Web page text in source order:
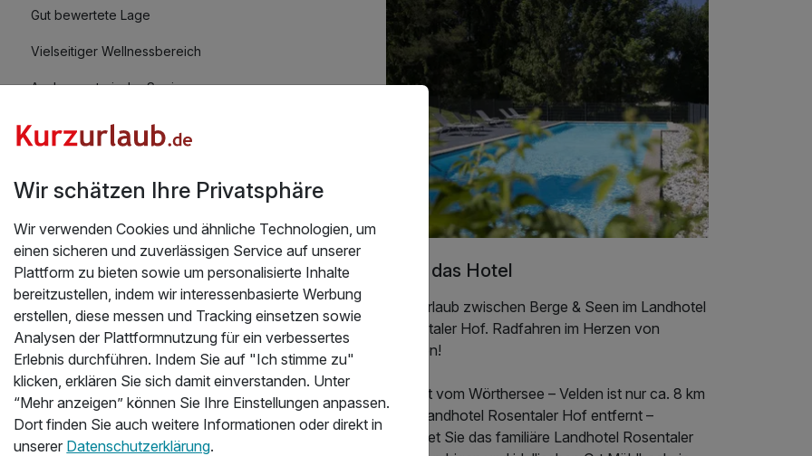
16,00 €
18,00 €
Gut bewertete Lage
Vielseitiger Wellnessbereich
Auch vegetarische Speisen
Fitnessgeräte stehen bereit
| 4 Nächte
Über das Hotel
Aktivurlaub zwischen Berge & Seen im Landhotel
Rosentaler Hof. Radfahren im Herzen von
Kärnten!
Unweit vom Wörthersee – Velden ist nur ca. 8 km
vom Landhotel Rosentaler Hof entfernt –
erwartet Sie das familiäre Landhotel Rosentaler
Wir schätzen Ihre Privatsphäre
Wir verwenden Cookies und ähnliche Technologien, um
einen sicheren und zuverlässigen Service auf unserer
Plattform zu bieten sowie um personalisierte Inhalte
bereitzustellen, indem wir interessenbasierte Werbung
erstellen, diese messen und Tracking einsetzen sowie
Analysen der Plattformnutzung für ein verbessertes
Erlebnis durchführen. Indem Sie auf "Ich stimme zu"
klicken, erklären Sie sich damit einverstanden. Unter
“Mehr anzeigen” können Sie Ihre Einstellungen anpassen.
Dort finden Sie auch weitere Informationen oder direkt in
unserer Datenschutzerklärung.